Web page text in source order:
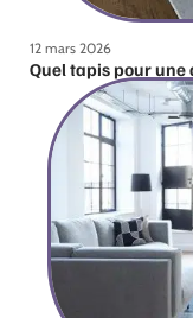
12 mars 2026
Quel tapis pour une